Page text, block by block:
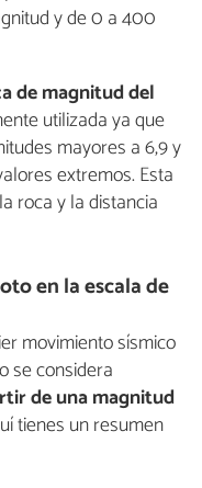
y de 0 a 400
de magnitud del
utilizada ya que
mayores a 6,9 y
extremos. Esta
roca y la distancia
en la escala de
movimiento sísmico
se considera
de una magnitud
tienes un resumen